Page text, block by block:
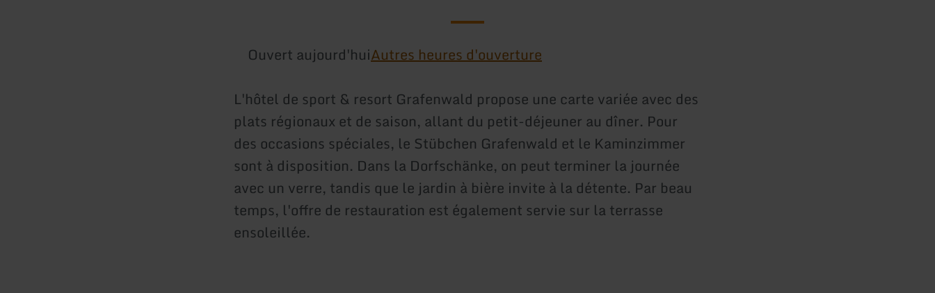
Ouvert aujourd'huiAutres heures d'ouverture
L'hôtel de sport & resort Grafenwald propose une carte variée avec des
plats régionaux et de saison, allant du petit-déjeuner au dîner. Pour
des occasions spéciales, le Stübchen Grafenwald et le Kaminzimmer
sont à disposition. Dans la Dorfschänke, on peut terminer la journée
avec un verre, tandis que le jardin à bière invite à la détente. Par beau
temps, l'offre de restauration est également servie sur la terrasse
ensoleillée.